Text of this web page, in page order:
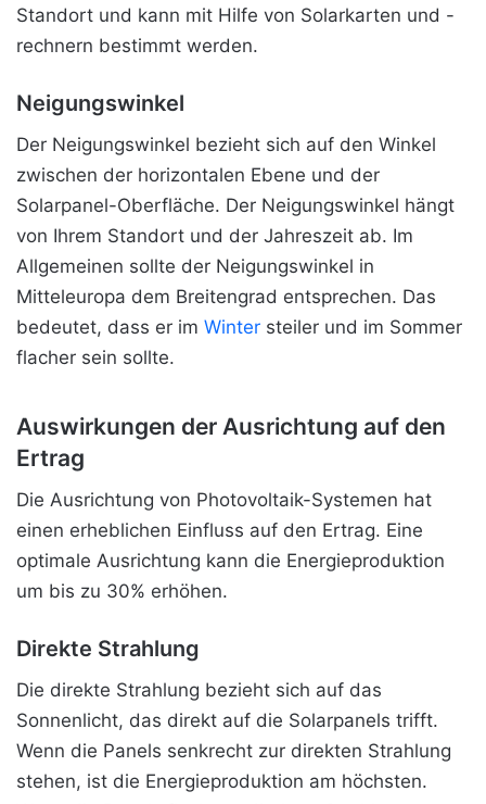
Standort und kann mit Hilfe von Solarkarten und -
rechnern bestimmt werden.
Neigungswinkel
Der Neigungswinkel bezieht sich auf den Winkel
zwischen der horizontalen Ebene und der
Solarpanel-Oberfläche. Der Neigungswinkel hängt
von Ihrem Standort und der Jahreszeit ab. Im
Allgemeinen sollte der Neigungswinkel in
Mitteleuropa dem Breitengrad entsprechen. Das
bedeutet, dass er im Winter steiler und im Sommer
flacher sein sollte.
Auswirkungen der Ausrichtung auf den
Ertrag
Die Ausrichtung von Photovoltaik-Systemen hat
einen erheblichen Einfluss auf den Ertrag. Eine
optimale Ausrichtung kann die Energieproduktion
um bis zu 30% erhöhen.
Direkte Strahlung
Die direkte Strahlung bezieht sich auf das
Sonnenlicht, das direkt auf die Solarpanels trifft.
Wenn die Panels senkrecht zur direkten Strahlung
stehen, ist die Energieproduktion am höchsten.